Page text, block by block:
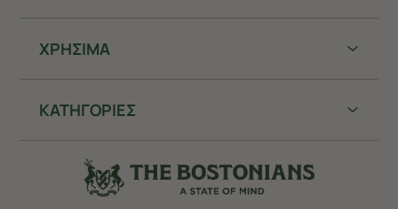
ΧΡHΣΙΜΑ
ΚΑΤΗΓΟΡΙΕΣ